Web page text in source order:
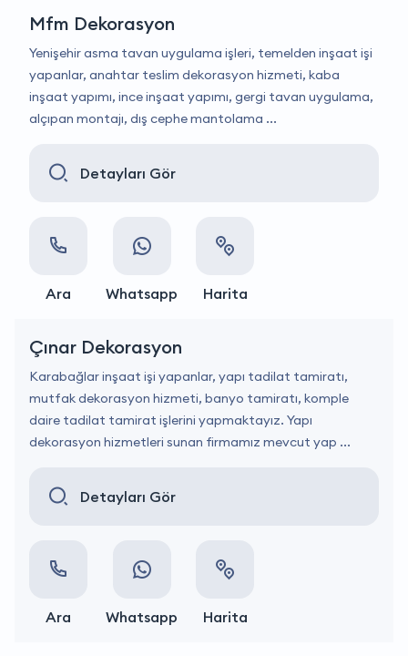
Mfm Dekorasyon
Yenişehir asma tavan uygulama işleri, temelden inşaat işi
yapanlar, anahtar teslim dekorasyon hizmeti, kaba
inşaat yapımı, ince inşaat yapımı, gergi tavan uygulama,
alçıpan montajı, dış cephe mantolama ...
Detayları Gör
Ara Whatsapp Harita
Çınar Dekorasyon
Karabağlar inşaat işi yapanlar, yapı tadilat tamiratı,
mutfak dekorasyon hizmeti, banyo tamiratı, komple
daire tadilat tamirat işlerini yapmaktayız. Yapı
dekorasyon hizmetleri sunan firmamız mevcut yap ...
Detayları Gör
Ara Whatsapp Harita